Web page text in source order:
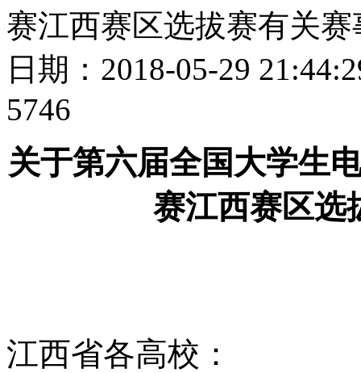
赛江西赛区选拔赛有关
日期：2018-05-29
5746
关于第六届全国大学生
赛江西赛区选
江西省各高校：